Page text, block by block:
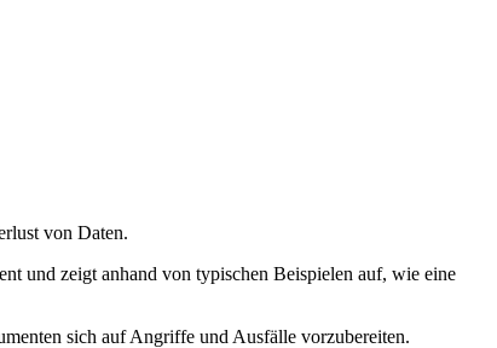
von Daten.
und zeigt anhand von typischen Beispielen auf, wie eine
sich auf Angriffe und Ausfälle vorzubereiten.